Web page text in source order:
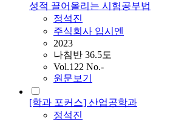
성적 끌어올리는 시험공부법
정석진
주식회사 입시엔
2023
나침반 36.5도
Vol.122 No.-
원문보기
[학과 포커스] 산업공학과
정석진